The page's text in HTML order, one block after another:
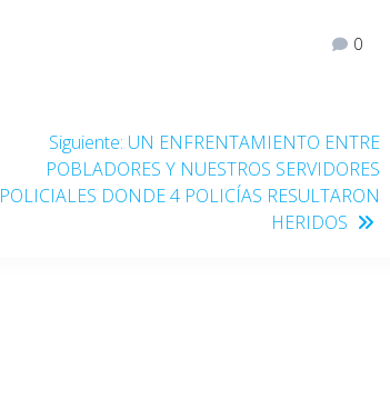
0
Siguiente: UN ENFRENTAMIENTO ENTRE
POBLADORES Y NUESTROS SERVIDORES
POLICIALES DONDE 4 POLICÍAS RESULTARON
HERIDOS